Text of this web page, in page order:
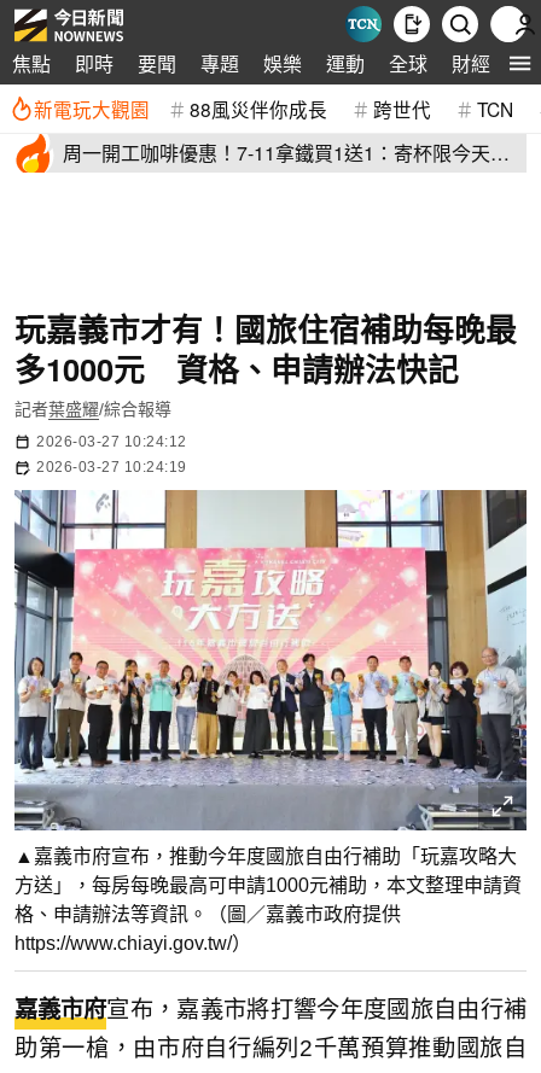
焦點 即時 要聞 專題 娛樂 運動 全球 財經
新電玩大觀園 88風災伴你成長 跨世代 TCN
周一開工咖啡優惠！7-11拿鐵買1送1：寄杯限今天
玩嘉義市才有！國旅住宿補助每晚最
多1000元 資格、申請辦法快記
記者葉盛耀/綜合報導
2026-03-27 10:24:12
2026-03-27 10:24:19
▲嘉義市府宣布，推動今年度國旅自由行補助「玩嘉攻略大
方送」，每房每晚最高可申請1000元補助，本文整理申請資
格、申請辦法等資訊。（圖／嘉義市政府提供
https://www.chiayi.gov.tw/）
嘉義市府宣布，嘉義市將打響今年度國旅自由行補
助第一槍，由市府自行編列2千萬預算推動國旅自